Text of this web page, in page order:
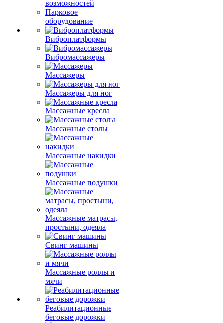
возможностей
Парковое
оборудование
Виброплатформы
Вибромассажеры
Массажеры
Массажеры для ног
Массажные кресла
Массажные столы
Массажные накидки
Массажные подушки
Массажные матрасы,
простыни, одеяла
Свинг машины
Массажные роллы и
мячи
Реабилитационные
беговые дорожки